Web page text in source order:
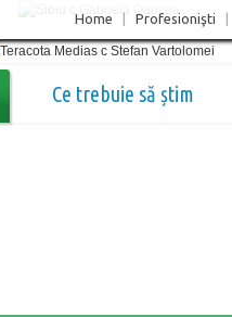
Home Profesionişti
Ce trebuie să știm